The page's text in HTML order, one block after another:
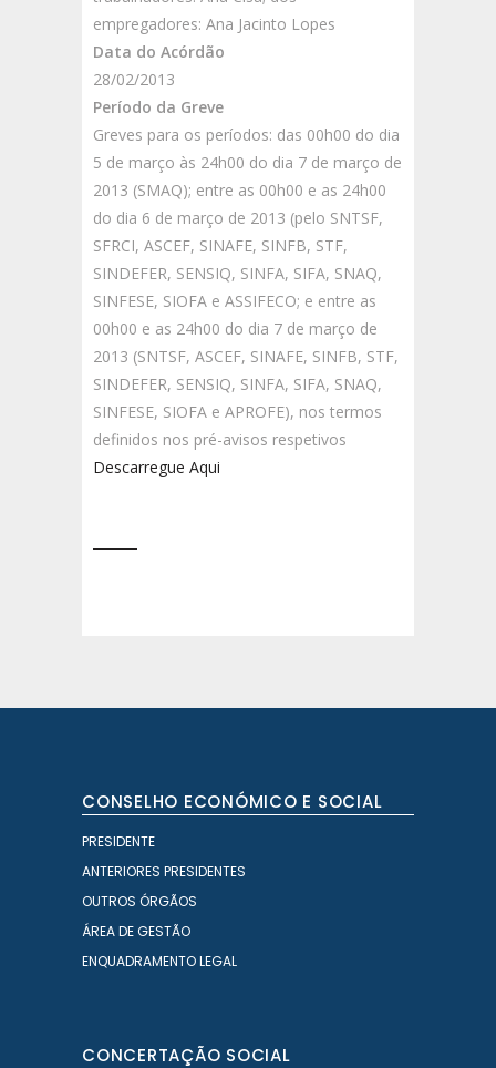
empregadores: Ana Jacinto Lopes
Data do Acórdão
28/02/2013
Período da Greve
Greves para os períodos: das 00h00 do dia
5 de março às 24h00 do dia 7 de março de
2013 (SMAQ); entre as 00h00 e as 24h00
do dia 6 de março de 2013 (pelo SNTSF,
SFRCI, ASCEF, SINAFE, SINFB, STF,
SINDEFER, SENSIQ, SINFA, SIFA, SNAQ,
SINFESE, SIOFA e ASSIFECO; e entre as
00h00 e as 24h00 do dia 7 de março de
2013 (SNTSF, ASCEF, SINAFE, SINFB, STF,
SINDEFER, SENSIQ, SINFA, SIFA, SNAQ,
SINFESE, SIOFA e APROFE), nos termos
definidos nos pré-avisos respetivos
Descarregue Aqui
CONSELHO ECONÓMICO E SOCIAL
PRESIDENTE
ANTERIORES PRESIDENTES
OUTROS ÓRGÃOS
ÁREA DE GESTÃO
ENQUADRAMENTO LEGAL
CONCERTAÇÃO SOCIAL